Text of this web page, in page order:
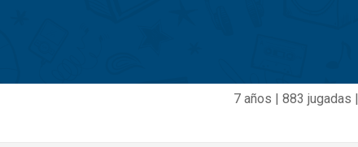
7 años | 883 jugadas |